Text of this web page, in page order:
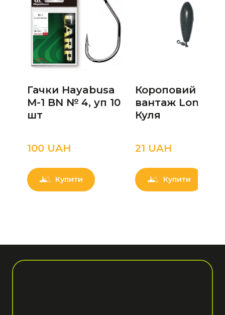
Гачки Hayabusa
M-1 BN № 4, уп 10
шт
100 UAН
Купити
Короповий
вантаж Long
Куля
21 UAН
Купити